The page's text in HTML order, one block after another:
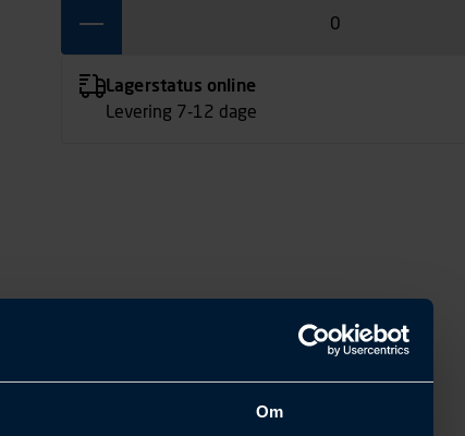
Om
Lagerstatus online
Levering 7-12 dage